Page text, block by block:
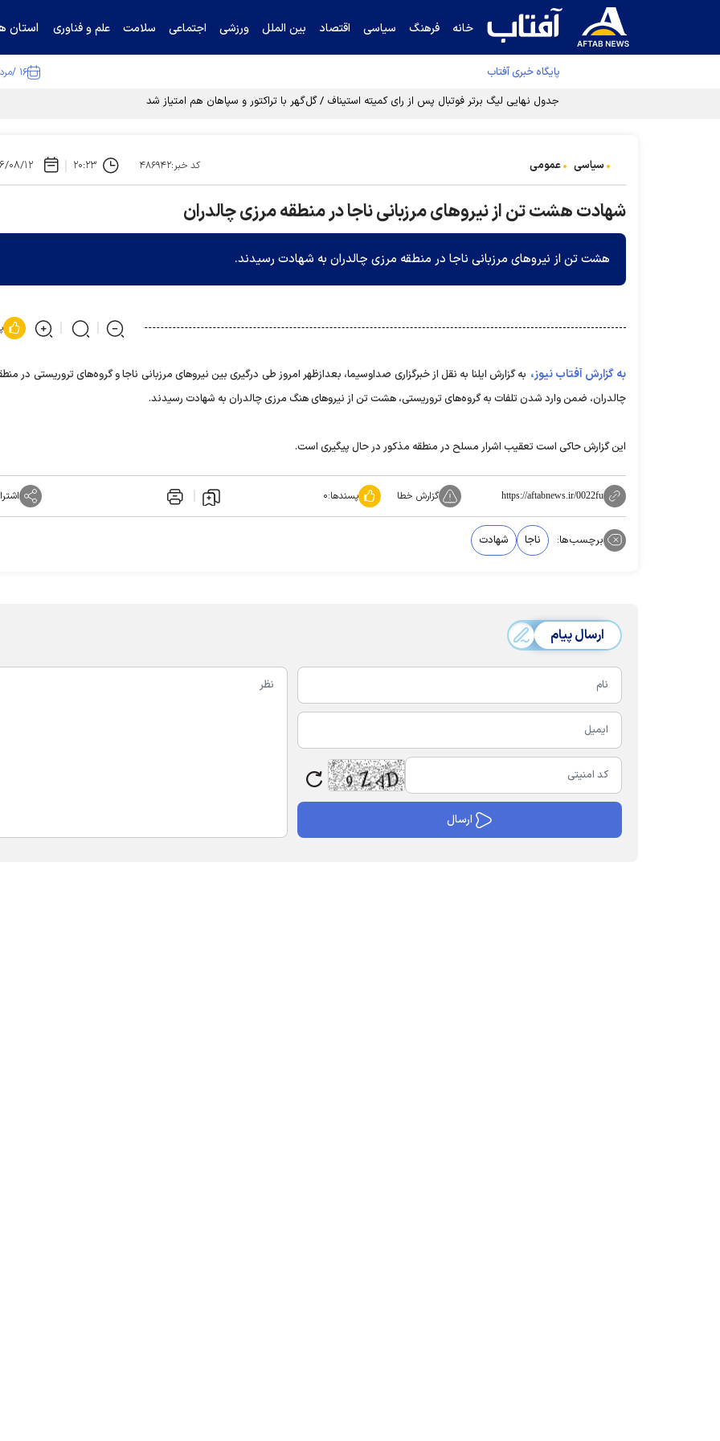
خانه فرهنگ سیاسی اقتصاد بین الملل ورزشی اجتماعی سلامت علم و فناوری استان
پایگاه خبری آفتاب ۱۶ /مرداد /۱۴۰۵
جدول نهایی لیگ برتر فوتبال پس از رای کمیته استیناف / گل‌گهر با تراکتور و سپاهان هم امتیاز شد
سیاسی عمومی کد خبر:۴۸۶۹۴۲ ۲۰:۲۳ ۱۳۹۶/
شهادت هشت تن از نیروهای مرزبانی ناجا در منطقه مرزی چالدران
هشت تن از نیروهای مرزبانی ناجا در منطقه مرزی چالدران به شهادت رسیدند.
به گزارش آفتاب نیوز، به گزارش ایلنا به نقل از خبرگزاری صداوسیما، بعدازظهر امروز طی درگیری بین نیروهای مرزبانی ناجا و گروه‌های تروریستی در
چالدران، ضمن وارد شدن تلفات به گروه‌های تروریستی، هشت تن از نیروهای هنگ مرزی چالدران به شهادت رسیدند.
این گزارش حاکی است تعقیب اشرار مسلح در منطقه مذکور در حال پیگیری است.
https://aftabnews.ir/0022fu گزارش خطا پسندها:۰
برچسب‌ها: ناجا شهادت
ارسال پیام